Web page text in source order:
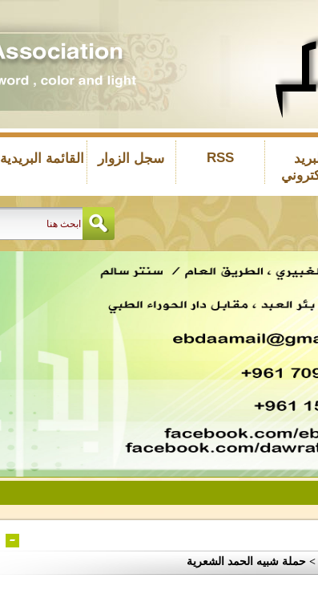
RSS سجل الزوار القائمة البريدية
حملة شبيه الحمد الشعرية